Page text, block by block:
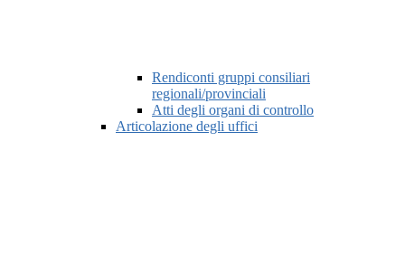
Rendiconti gruppi consiliari
regionali/provinciali
Atti degli organi di controllo
Articolazione degli uffici